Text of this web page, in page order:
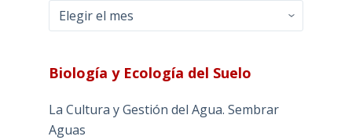
Archivos
Biología y Ecología del Suelo
La Cultura y Gestión del Agua. Sembrar
Aguas